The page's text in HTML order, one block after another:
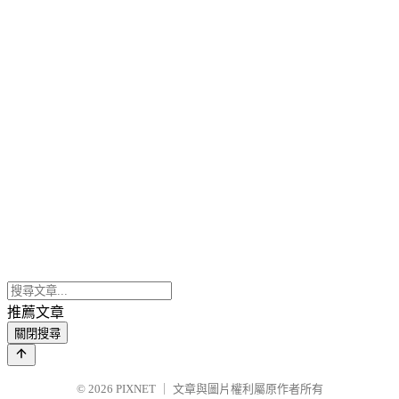
推薦文章
關閉搜尋
© 2026 PIXNET 文章與圖片權利屬原作者所有